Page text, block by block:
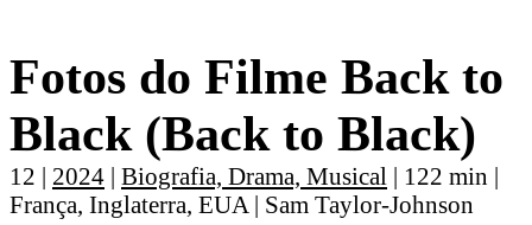
Fotos do Filme Back to
Black (Back to Black)
12 | 2024 | Biografia, Drama, Musical | 122 min |
França, Inglaterra, EUA | Sam Taylor-Johnson